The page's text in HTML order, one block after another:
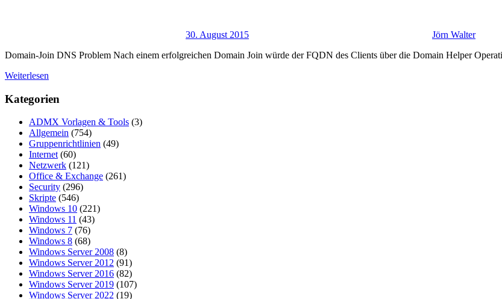
30. August 2015 Jörn Walter
Domain-Join DNS Problem Nach einem erfolgreichen Domain Join würde der FQDN des Clients über die Domain Helper
Weiterlesen
Kategorien
ADMX Vorlagen & Tools (3)
Allgemein (754)
Gruppenrichtlinien (49)
Internet (60)
Netzwerk (121)
Office & Exchange (261)
Security (296)
Skripte (546)
Windows 10 (221)
Windows 11 (43)
Windows 7 (76)
Windows 8 (68)
Windows Server 2008 (8)
Windows Server 2012 (91)
Windows Server 2016 (82)
Windows Server 2019 (107)
Windows Server 2022 (19)